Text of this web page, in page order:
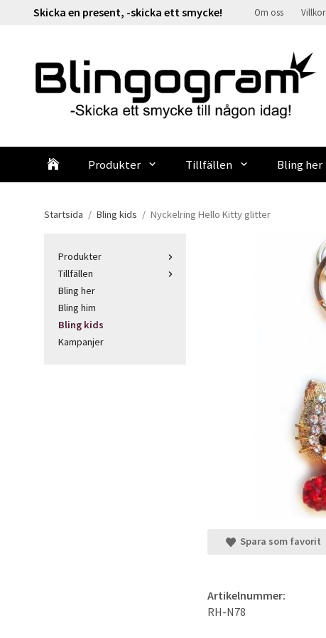
Skicka en present, -skicka ett smycke! Om oss Villkor
Produkter Tillfällen Bling her
Startsida / Bling kids / Nyckelring Hello Kitty glitter
Produkter
Tillfällen
Bling her
Bling him
Bling kids
Kampanjer
Spara som favorit
Artikelnummer:
RH-N78